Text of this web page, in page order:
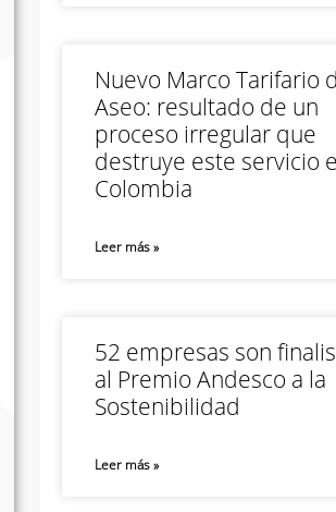
Nuevo Marco Tarifario
Aseo: resultado de un
proceso irregular que
destruye este servicio
Colombia
Leer más »
52 empresas son
al Premio Andesco a la
Sostenibilidad
Leer más »